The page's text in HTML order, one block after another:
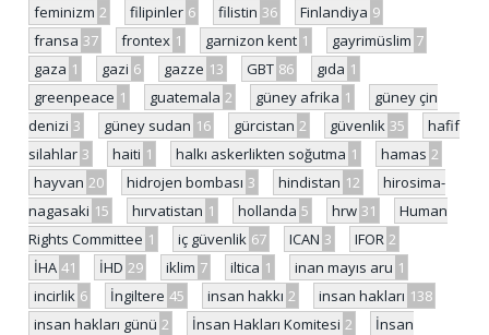
feminizm 2 filipinler 6 filistin 36 Finlandiya 9
fransa 37 frontex 1 garnizon kent 1 gayrimüslim 7
gaza 1 gazi 6 gazze 13 GBT 86 gıda 1
greenpeace 1 guatemala 2 güney afrika 1
güney çin
denizi 3 güney sudan 16 gürcistan 2 güvenlik 35
hafif
silahlar 3 haiti 1 halkı askerlikten soğutma 1 hamas 2
hayvan 20 hidrojen bombası 3 hindistan 12
hirosima-
nagasaki 15 hırvatistan 1 hollanda 5 hrw 31
Human
Rights Committee 1 iç güvenlik 67 ICAN 3 IFOR 2
İHA 41 İHD 29 iklim 7 iltica 1 inan mayıs aru 1
incirlik 6 İngiltere 45 insan hakkı 2 insan hakları 138
insan hakları günü 2 İnsan Hakları Komitesi 2
İnsan